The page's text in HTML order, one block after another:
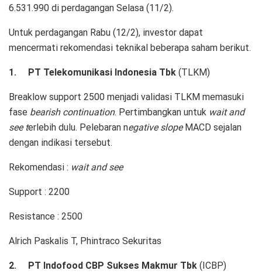
6.531.990 di perdagangan Selasa (11/2).
Untuk perdagangan Rabu (12/2), investor dapat
mencermati rekomendasi teknikal beberapa saham berikut.
1. PT Telekomunikasi Indonesia Tbk (TLKM)
Breaklow support 2500 menjadi validasi TLKM memasuki
fase bearish continuation. Pertimbangkan untuk wait and
see terlebih dulu. Pelebaran negativeslopeMACD sejalan
dengan indikasi tersebut.
Rekomendasi : wait and see
Support : 2200
Resistance : 2500
Alrich Paskalis T, Phintraco Sekuritas
2. PT Indofood CBP Sukses Makmur Tbk (ICBP)